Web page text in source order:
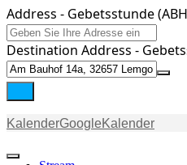
Junge Erwachsene
Junge
Gemeinde Hameln
MBG Hameln
Address - Gebetsstunde
Destination Address -
KalenderGoogleKalender